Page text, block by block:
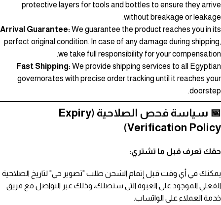
protective layers for tools and bottles to ensure they arrive
without breakage or leakage.
Arrival Guarantee: We guarantee the product reaches you in its
perfect original condition. In case of any damage during shipping,
we take full responsibility for your compensation.
Fast Shipping: We provide shipping services to all Egyptian
governorates with precise order tracking until it reaches your
doorstep.
📅 سياسة فحص الصلاحية (Expiry
Verification Policy)
حقك تعرف قبل ما تشتري:
يمكنك في أي وقت قبل إتمام الشحن طلب "تصوير حي" لتاريخ الصلاحية
الفعلي الموجود على العبوة التي ستصلك، وذلك عبر التواصل مع فريق
خدمة العملاء على الواتساب.